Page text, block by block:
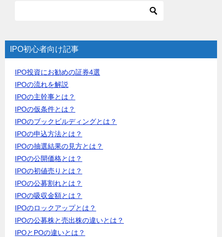
IPO初心者向け記事
IPO投資にお勧めの証券4選
IPOの流れを解説
IPOの主幹事とは？
IPOの仮条件とは？
IPOのブックビルディングとは？
IPOの申込方法とは？
IPOの抽選結果の見方とは？
IPOの公開価格とは？
IPOの初値売りとは？
IPOの公募割れとは？
IPOの吸収金額とは？
IPOのロックアップとは？
IPOの公募株と売出株の違いとは？
IPOとPOの違いとは？